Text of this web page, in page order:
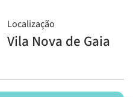
Localização
Vila Nova de Gaia